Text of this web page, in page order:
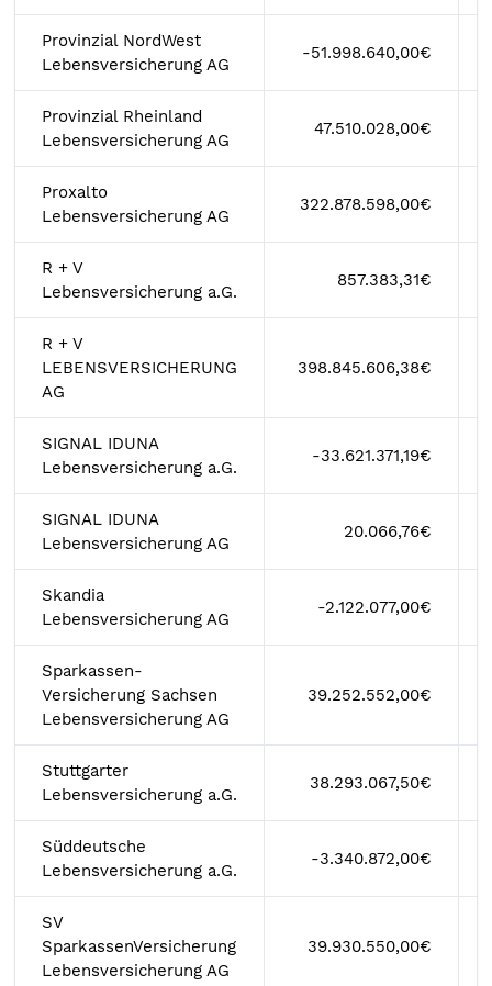
Provinzial NordWest
Lebensversicherung AG
-51.998.640,00€
Provinzial Rheinland
Lebensversicherung AG
47.510.028,00€
Proxalto
Lebensversicherung AG
322.878.598,00€
R + V
Lebensversicherung a.G.
857.383,31€
R + V
LEBENSVERSICHERUNG
AG
398.845.606,38€
SIGNAL IDUNA
Lebensversicherung a.G.
-33.621.371,19€
SIGNAL IDUNA
Lebensversicherung AG
20.066,76€
Skandia
Lebensversicherung AG
-2.122.077,00€
Sparkassen-
Versicherung Sachsen
Lebensversicherung AG
39.252.552,00€
Stuttgarter
Lebensversicherung a.G.
38.293.067,50€
Süddeutsche
Lebensversicherung a.G.
-3.340.872,00€
SV
SparkassenVersicherung
Lebensversicherung AG
39.930.550,00€